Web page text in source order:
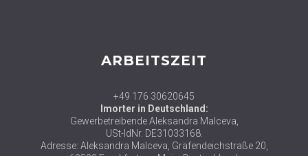
ARBEITSZEIT
+49 176 30620645
Imorter in Deutschland:
Gewerbetreibende Aleksandra Malceva,
USt-IdNr. DE31033168.
Adresse: Aleksandra Malceva, Gräfendeichstraße 20,